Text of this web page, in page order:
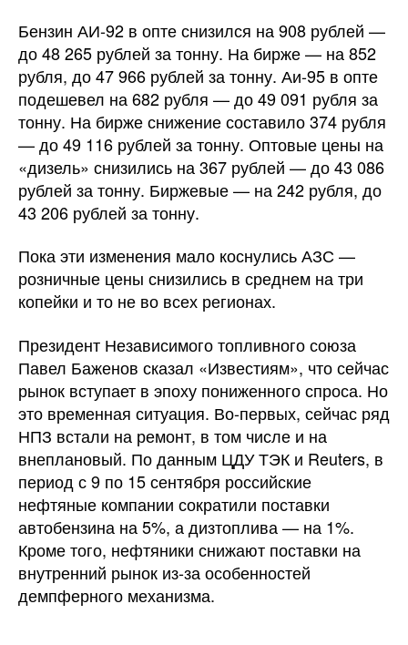
Бензин АИ-92 в опте снизился на 908 рублей —
до 48 265 рублей за тонну. На бирже — на 852
рубля, до 47 966 рублей за тонну. Аи-95 в опте
подешевел на 682 рубля — до 49 091 рубля за
тонну. На бирже снижение составило 374 рубля
— до 49 116 рублей за тонну. Оптовые цены на
«дизель» снизились на 367 рублей — до 43 086
рублей за тонну. Биржевые — на 242 рубля, до
43 206 рублей за тонну.
Пока эти изменения мало коснулись АЗС —
розничные цены снизились в среднем на три
копейки и то не во всех регионах.
Президент Независимого топливного союза
Павел Баженов сказал «Известиям», что сейчас
рынок вступает в эпоху пониженного спроса. Но
это временная ситуация. Во-первых, сейчас ряд
НПЗ встали на ремонт, в том числе и на
внеплановый. По данным ЦДУ ТЭК и Reuters, в
период с 9 по 15 сентября российские
нефтяные компании сократили поставки
автобензина на 5%, а дизтоплива — на 1%.
Кроме того, нефтяники снижают поставки на
внутренний рынок из-за особенностей
демпферного механизма.